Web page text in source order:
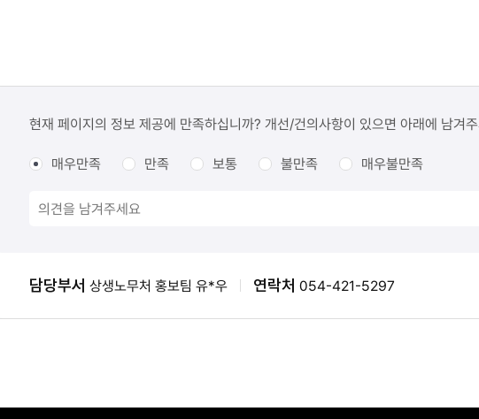
만족도현재 페이지의 정보 제공에 만족하십니까? 개선/건의사항이 있으면 아래에 남겨
매우만족 만족 보통 불만족 매우불만족
담당자
담당부서 상생노무처 홍보팀 유*우 연락처 054-421-5297